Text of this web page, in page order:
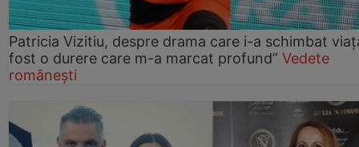
Patricia Vizitiu, despre drama care i-a schimbat
fost o durere care m-a marcat profund” Vedete
românești